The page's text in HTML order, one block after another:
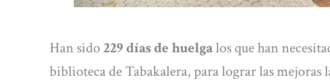
Han sido229 días de huelgalos que han
biblioteca de Tabakalera, para lograr las mejoras